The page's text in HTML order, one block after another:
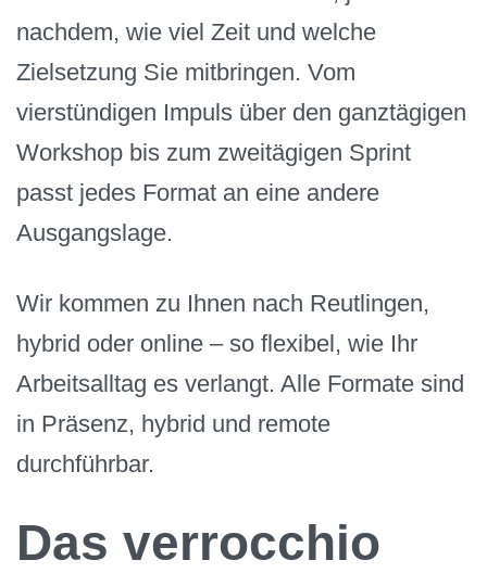
nachdem, wie viel Zeit und welche
Zielsetzung Sie mitbringen. Vom
vierstündigen Impuls über den ganztägigen
Workshop bis zum zweitägigen Sprint
passt jedes Format an eine andere
Ausgangslage.
Wir kommen zu Ihnen nach Reutlingen,
hybrid oder online – so flexibel, wie Ihr
Arbeitsalltag es verlangt. Alle Formate sind
in Präsenz, hybrid und remote
durchführbar.
Das verrocchio